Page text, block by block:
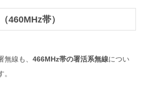
460MHz帯）
線も、 466MHz帯の署活系無線につい